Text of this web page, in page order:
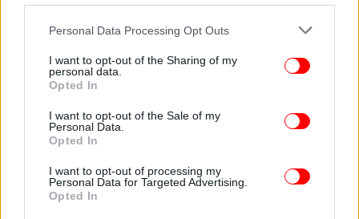
Please note that this website/app uses one or more Google
not limited to your visit or usage behaviour. You may click to
grant or deny consent to Google and its third-party tags to
use your data for below specified purposes in below Google
consent section.
Personal Data Processing Opt Outs
I want to opt-out of the Sharing of my
personal data.
Opted In
I want to opt-out of the Sale of my
Personal Data.
Opted In
I want to opt-out of processing my
Personal Data for Targeted Advertising.
Opted In